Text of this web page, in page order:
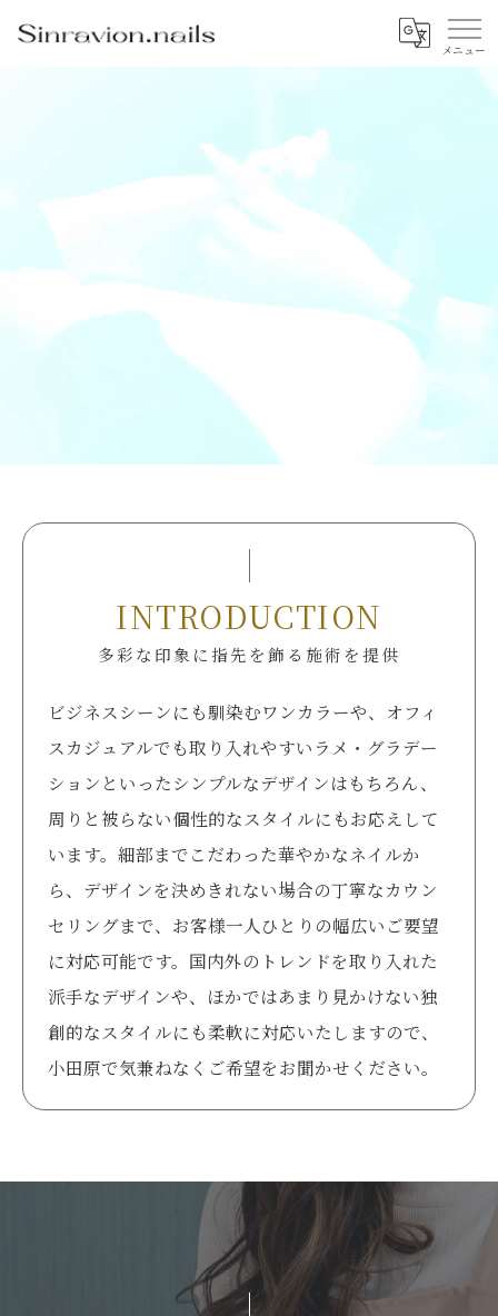
多彩な印象に指先を飾る施術を提供
INTRODUCTION
ビジネスシーンにも馴染むワンカラーや、オフィ
スカジュアルでも取り入れやすいラメ・グラデー
ションといったシンプルなデザインはもちろん、
周りと被らない個性的なスタイルにもお応えして
います。細部までこだわった華やかなネイルか
ら、デザインを決めきれない場合の丁寧なカウン
セリングまで、お客様一人ひとりの幅広いご要望
に対応可能です。国内外のトレンドを取り入れた
派手なデザインや、ほかではあまり見かけない独
創的なスタイルにも柔軟に対応いたしますので、
小田原で気兼ねなくご希望をお聞かせください。